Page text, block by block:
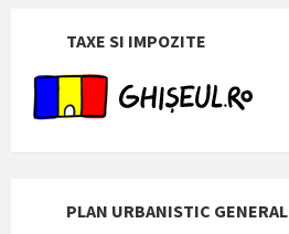
TAXE SI IMPOZITE
PLAN URBANISTIC GENERAL